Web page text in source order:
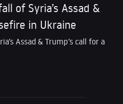
of Syria’s Assad &
in Ukraine
Assad & Trump’s call for a